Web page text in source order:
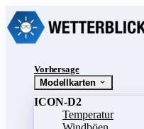
Vorhersage
Modellkarten
ICON-D2
Temperatur